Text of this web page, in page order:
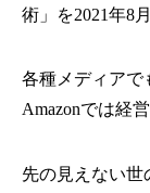
術」を2021年8
各種メディアで
Amazonでは経
先の見えない世